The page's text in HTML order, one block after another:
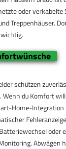
oder verkabelte
Treppenhäuser.
schützen
Wenn du Komfort
Home-
oder
Abwägen